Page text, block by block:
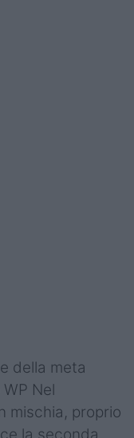
della meta
Nel
mischia, proprio